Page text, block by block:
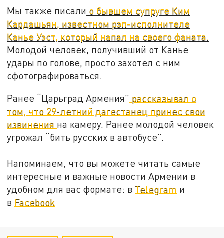
Мы также писали о бывшем супруге Ким
Кардашьян, известном рэп-исполнителе
Канье Уэст, который напал на своего фаната.
Молодой человек, получивший от Канье
удары по голове, просто захотел с ним
сфотографироваться.
Ранее “Царьград Армения” рассказывал о
том, что 29-летний дагестанец принес свои
извинения на камеру. Ранее молодой человек
угрожал “бить русских в автобусе”.
Напоминаем, что вы можете читать самые
интересные и важные новости Армении в
удобном для вас формате: в Telegram и
в Facebook